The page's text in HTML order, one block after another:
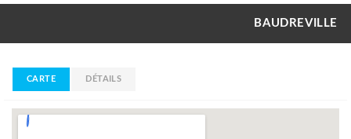
BAUDREVILLE
CARTE DÉTAILS